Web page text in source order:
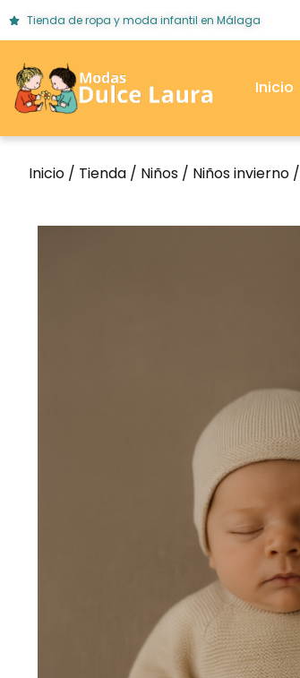
Tienda de ropa y moda infantil en Málaga
Inicio
Inicio / Tienda / Niños / Niños invierno /